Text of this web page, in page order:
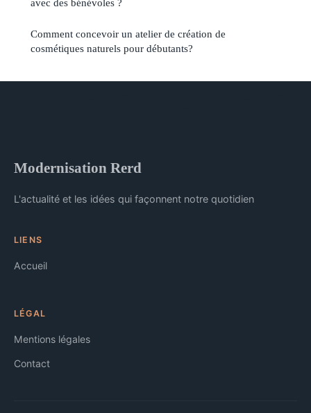
avec des bénévoles ?
Comment concevoir un atelier de création de
cosmétiques naturels pour débutants?
Modernisation Rerd
L'actualité et les idées qui façonnent notre quotidien
LIENS
Accueil
LÉGAL
Mentions légales
Contact